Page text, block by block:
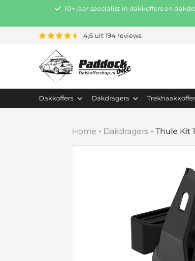
10+ jaar specialist in dakkoffers en
4,6 uit 194 reviews
Dakkoffers Dakdragers
Home - Dakdragers -Thule Kit